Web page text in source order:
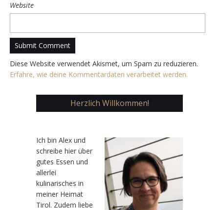
Website
Diese Website verwendet Akismet, um Spam zu reduzieren.
Erfahre, wie deine Kommentardaten verarbeitet werden.
Herzlich Willkommen!
Ich bin Alex und
schreibe hier über
gutes Essen und
allerlei
kulinarisches in
meiner Heimat
Tirol. Zudem liebe